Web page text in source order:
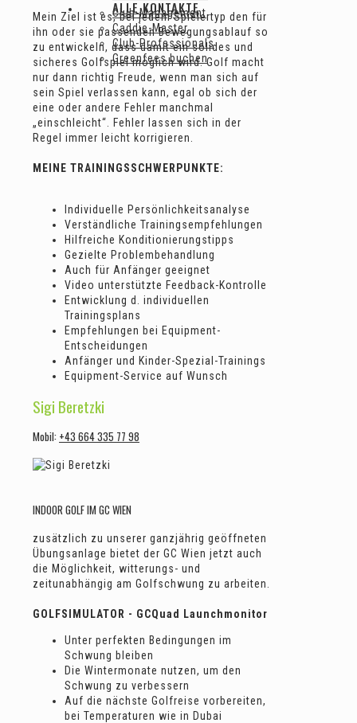
ALLE KONTAKTE
Club-Management
Caddie-Master
Club-Professionals
Greenfees buchen
Mein Ziel ist es, bei jedem Spielertyp den für
ihn oder sie passenden Bewegungsablauf so
zu entwickeln, dass damit ein solides und
sicheres Golfspiel möglich wird. Golf macht
nur dann richtig Freude, wenn man sich auf
sein Spiel verlassen kann, egal ob sich der
eine oder andere Fehler manchmal
„einschleicht“. Fehler lassen sich in der
Regel immer leicht korrigieren.
MEINE TRAININGSSCHWERPUNKTE:
Individuelle Persönlichkeitsanalyse
Verständliche Trainingsempfehlungen
Hilfreiche Konditionierungstipps
Gezielte Problembehandlung
Auch für Anfänger geeignet
Video unterstützte Feedback-Kontrolle
Entwicklung d. individuellen
Trainingsplans
Empfehlungen bei Equipment-
Entscheidungen
Anfänger und Kinder-Spezial-Trainings
Equipment-Service auf Wunsch
Sigi Beretzki
Mobil: +43 664 335 77 98
INDOOR GOLF IM GC WIEN
zusätzlich zu unserer ganzjährig geöffneten
Übungsanlage bietet der GC Wien jetzt auch
die Möglichkeit, witterungs- und
zeitunabhängig am Golfschwung zu arbeiten.
GOLFSIMULATOR - GCQuad Launchmonitor
Unter perfekten Bedingungen im
Schwung bleiben
Die Wintermonate nutzen, um den
Schwung zu verbessern
Auf die nächste Golfreise vorbereiten,
bei Temperaturen wie in Dubai